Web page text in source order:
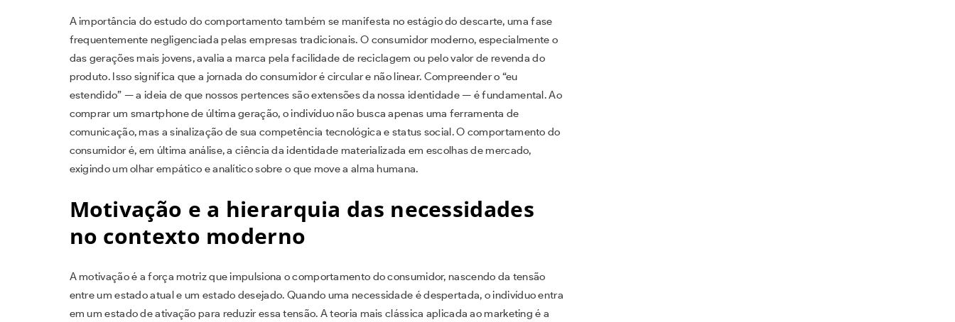
A importância do estudo do comportamento também se manifesta no estágio do descarte, uma fase
frequentemente negligenciada pelas empresas tradicionais. O consumidor moderno, especialmente o
das gerações mais jovens, avalia a marca pela facilidade de reciclagem ou pelo valor de revenda do
produto. Isso significa que a jornada do consumidor é circular e não linear. Compreender o “eu
estendido” — a ideia de que nossos pertences são extensões da nossa identidade — é fundamental. Ao
comprar um smartphone de última geração, o indivíduo não busca apenas uma ferramenta de
comunicação, mas a sinalização de sua competência tecnológica e status social. O comportamento do
consumidor é, em última análise, a ciência da identidade materializada em escolhas de mercado,
exigindo um olhar empático e analítico sobre o que move a alma humana.
Motivação e a hierarquia das necessidades
no contexto moderno
A motivação é a força motriz que impulsiona o comportamento do consumidor, nascendo da tensão
entre um estado atual e um estado desejado. Quando uma necessidade é despertada, o indivíduo entra
em um estado de ativação para reduzir essa tensão. A teoria mais clássica aplicada ao marketing é a